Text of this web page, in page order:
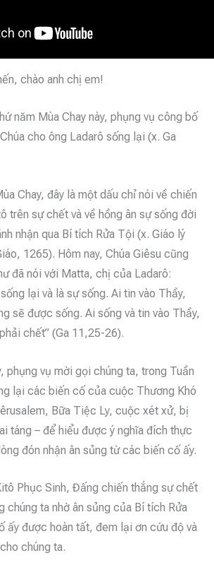
chào anh chị em!
năm Mùa Chay này, phụng vụ công bố
cho ông Ladarô sống lại (x. Ga
Chay, đây là một dấu chỉ nói về chiến
trên sự chết và về hồng ân sự sống đời
nhận qua Bí tích Rửa Tội (x. Giáo lý
1265). Hôm nay, Chúa Giêsu cũng
đã nói với Matta, chị của Ladarô:
lại và là sự sống. Ai tin vào Thầy,
sẽ được sống. Ai sống và tin vào Thầy,
chết” (Ga 11,25-26).
phụng vụ mời gọi chúng ta, trong Tuần
lại các biến cố của cuộc Thương Khó
Bữa Tiệc Ly, cuộc xét xử, bị
táng – để hiểu được ý nghĩa đích thực
đón nhận ân sủng từ các biến cố ấy.
Phục Sinh, Đấng chiến thắng sự chết
chúng ta nhờ ân sủng của Bí tích Rửa
ấy được hoàn tất, đem lại ơn cứu độ và
chúng ta.